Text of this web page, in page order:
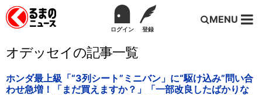
ログイン 登録
MENU
オデッセイの記事一覧
ホンダ最上級「“3列シート”ミニバン」に“駆け込み”問い合
わせ急増！「まだ買えますか？」「一部改良したばかりな